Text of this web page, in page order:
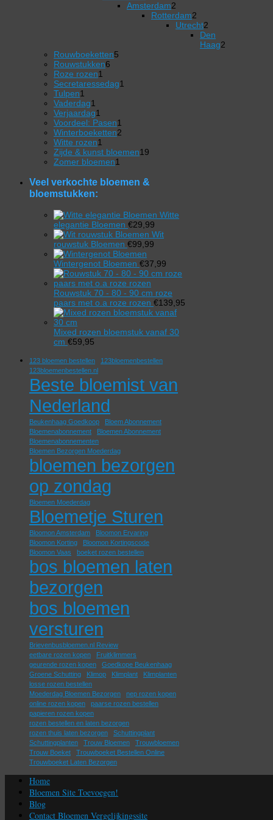
producten
Amsterdam2
producten
Rotterdam2
Utrecht2
producten
Den
Haag2
Rouwboeketten5
Rouwstukken6
Roze rozen1
product
Secretaressedag1
Tulpen1
product
Vaderdag1
product
Verjaardag1
product
Voordeel: Pasen1
Winterboeketten2
Witte rozen1
product
Zijde & kunst bloemen19
Zomer bloemen1
Veel verkochte bloemen &
bloemstukken:
Witte
elegantie Bloemen €29,99
Wit
rouwstuk Bloemen €99,99
Wintergenot Bloemen €37,99
Rouwstuk 70 - 80 - 90 cm roze
paars met o.a roze rozen €139,95
Mixed rozen bloemstuk vanaf 30
cm €59,95
123 bloemen bestellen
123bloemenbestellen
123bloemenbestellen.nl
Beste bloemist van
Nederland
Beukenhaag Goedkoop
Bloem Abonnement
Bloemenabonnement
Bloemen Abonnement
Bloemenabonnementen
Bloemen Bezorgen Moederdag
bloemen bezorgen
op zondag
Bloemen Moederdag
Bloemetje Sturen
Bloomon Amsterdam
Bloomon Ervaring
Bloomon Korting
Bloomon Kortingscode
Bloomon Vaas
boeket rozen bestellen
bos bloemen laten
bezorgen
bos bloemen
versturen
Brievenbusbloemen.nl Review
eetbare rozen kopen
Fruitklimmers
geurende rozen kopen
Goedkope Beukenhaag
Groene Schutting
Klimop Klimplant
Klimplanten
losse rozen bestellen
Moederdag Bloemen Bezorgen
nep rozen kopen
online rozen kopen
paarse rozen bestellen
papieren rozen kopen
rozen bestellen en laten bezorgen
rozen thuis laten bezorgen
Schuttingplant
Schuttingplanten
Trouw Bloemen
Trouwbloemen
Trouw Boeket
Trouwboeket Bestellen Online
Trouwboeket Laten Bezorgen
Home
Bloemen Site Toevoegen!
Blog
Contact Bloemen Vergelijkingssite